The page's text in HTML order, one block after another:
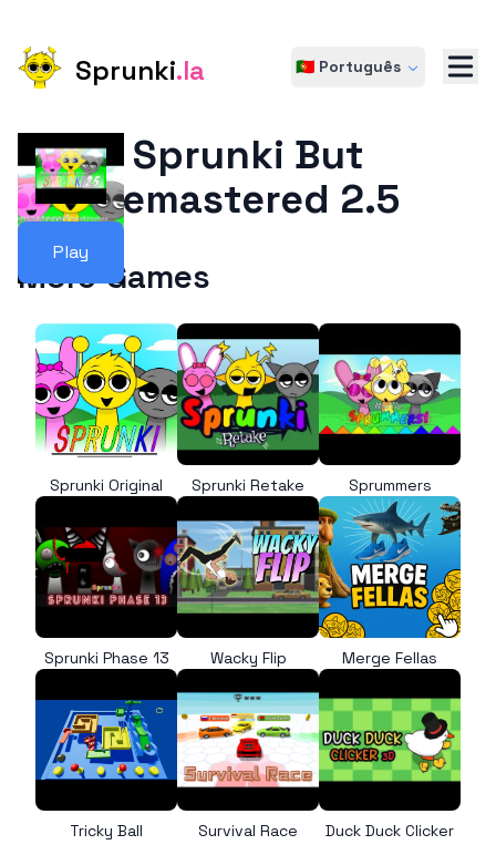
Sprunki.la 🇵🇹 Português
Play
Sprunki But
Remastered 2.5
More Games
Sprunki Original Sprunki Retake Sprummers
Sprunki Phase 13 Wacky Flip Merge Fellas
Tricky Ball Survival Race
Duck Duck Clicker